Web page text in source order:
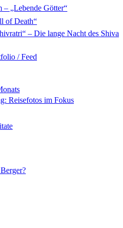
„Lebende Götter“
of Death“
– Die lange Nacht des Shiva
/ Feed
Reisefotos im Fokus